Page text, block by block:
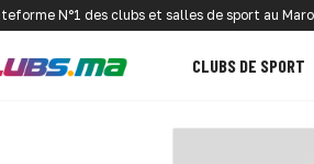
N°1 des clubs et salles de sport au
CLUBS DE SPORT